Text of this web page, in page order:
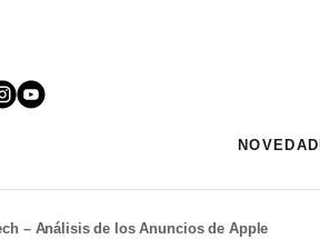
– Análisis de los Anuncios de Apple